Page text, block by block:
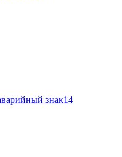
знак14